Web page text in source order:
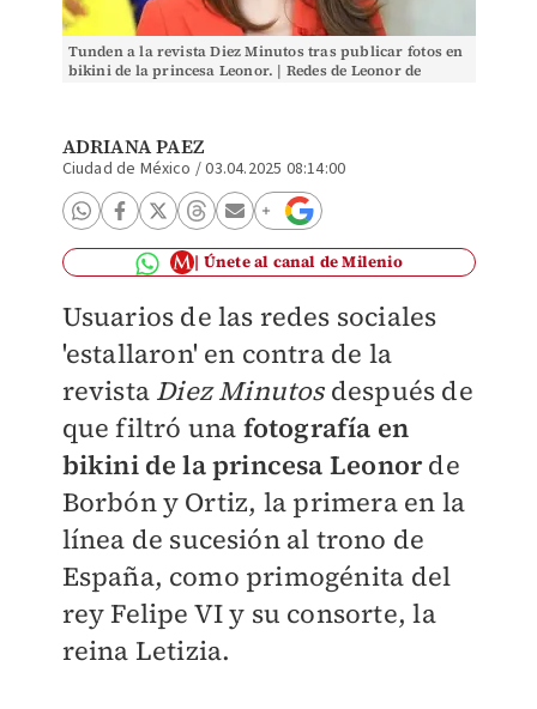
Tunden a la revista Diez Minutos tras publicar fotos en
bikini de la princesa Leonor. | Redes de Leonor de
ADRIANA PAEZ
Ciudad de México /03.04.2025 08:14:00
Únete al canal de Milenio
Usuarios de las redes sociales
'estallaron' en contra de la
revista Diez Minutosdespués de
que filtró una fotografía en
bikini de la princesa Leonorde
Borbón y Ortiz, la primera en la
línea de sucesión al trono de
España, como primogénita del
rey Felipe VI y su consorte, la
reina Letizia.